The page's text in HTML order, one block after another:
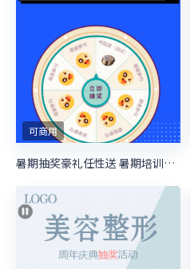
可商用
暑期抽奖豪礼任性送 暑期培训抽奖活动